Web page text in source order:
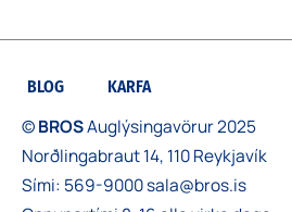
BLOG KARFA
©BROSAuglýsingavörur 2025
Norðlingabraut 14, 110 Reykjavík
Sími: 569-9000sala@bros.is